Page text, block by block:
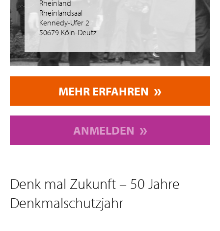
Rheinland
Rheinlandsaal
Kennedy-Ufer 2
50679 Köln-Deutz
MEHR ERFAHREN
ANMELDEN
Denk mal Zukunft – 50 Jahre
Denkmalschutzjahr